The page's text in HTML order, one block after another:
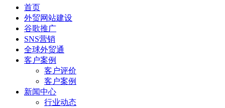
首页
外贸网站建设
谷歌推广
SNS营销
全球外贸通
客户案例
客户评价
客户案例
新闻中心
行业动态